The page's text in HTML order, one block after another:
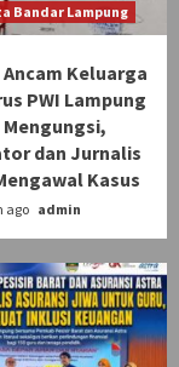
Bandar Lampung
Ancam Keluarga
PWI Lampung
dan Jurnalis
Kasus
ago admin